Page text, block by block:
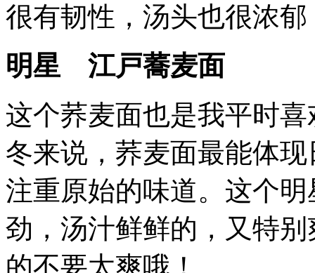
很有韧性，汤头也很浓
明星 江戸蕎麦面
这个荞麦面也是我平时
冬来说，荞麦面最能体
注重原始的味道。这个
劲，汤汁鲜鲜的，又特
的不要太爽哦！